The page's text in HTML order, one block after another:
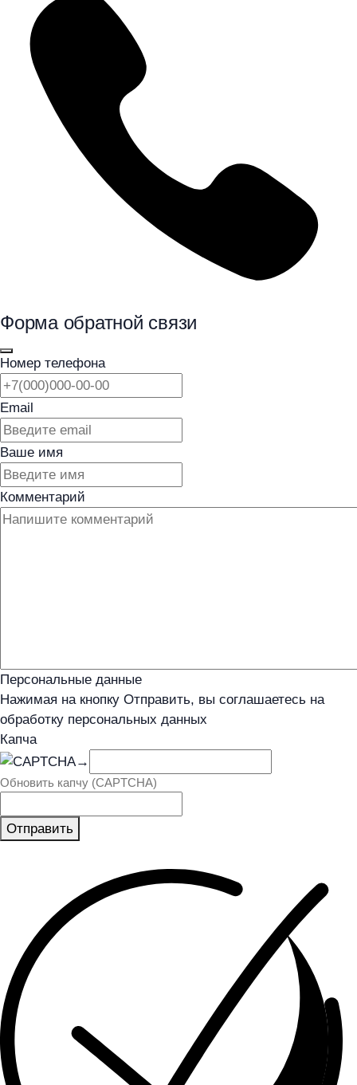
Форма обратной связи
Номер телефона
Email
Ваше имя
Комментарий
Персональные данные
Нажимая на кнопку Отправить, вы соглашаетесь на
обработку персональных данных
Капча
→
Обновить капчу (CAPTCHA)
Отправить